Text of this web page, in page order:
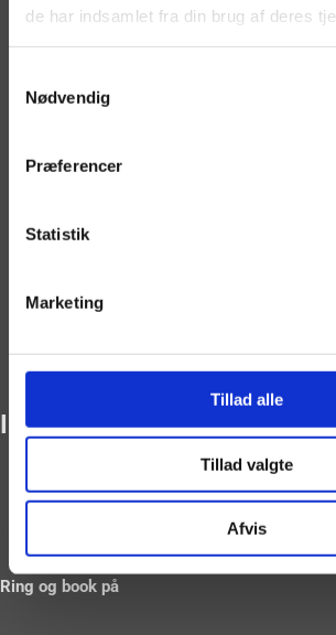
de har indsamlet fra din brug af deres
Nødvendig
Præferencer
Statistik
Marketing
Tillad alle
Tillad valgte
Afvis
Fræk/sød servering
Stripundervisning
Priser
Om os
Booking
IMG_7422-ps_preview
Ring og book på